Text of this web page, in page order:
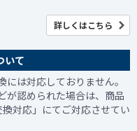
詳しくはこちら
いて
は対応しておりません。
が認められた場合は、商品
対応」にてご対応させてい